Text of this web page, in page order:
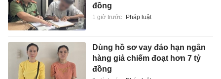
đồng
1 giờ trước Pháp luật
Dùng hồ sơ vay đáo hạn ngân
hàng giả chiếm đoạt hơn 7 tỷ
đồng